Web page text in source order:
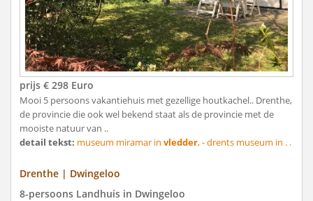
prijs € 298 Euro
Mooi 5 persoons vakantiehuis met gezellige houtkachel.. Drenthe,
de provincie die ook wel bekend staat als de provincie met de
mooiste natuur van ..
detail tekst: museum miramar in vledder, - drents museum in . .
Drenthe | Dwingeloo
8-persoons Landhuis in Dwingeloo